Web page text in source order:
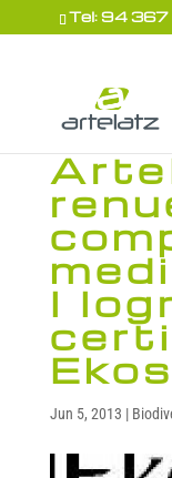
Tel: 94
l
Jun 5, 2013 |